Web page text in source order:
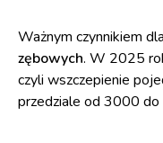
Ważnym czynnikiem
zębowych. W 2025
czyli wszczepienie
przedziale od 3000 do